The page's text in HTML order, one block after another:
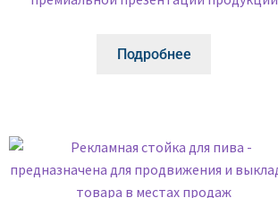
Подробнее